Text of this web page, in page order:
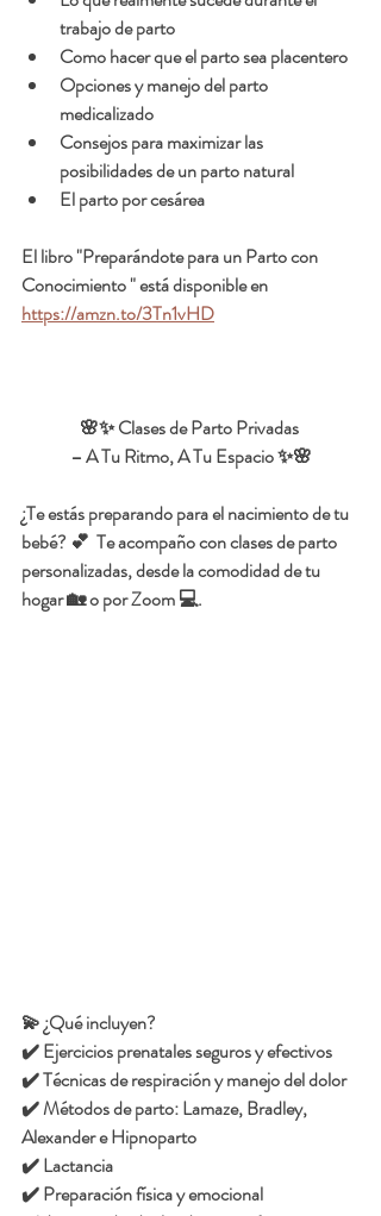
trabajo de parto
Como hacer que el parto sea placentero
Opciones y manejo del parto
medicalizado
Consejos para maximizar las
posibilidades de un parto natural
El parto por cesárea
El libro "Preparándote para un Parto con
Conocimiento " está disponible en
https://amzn.to/3Tn1vHD
🌸✨ Clases de Parto Privadas
– A Tu Ritmo, A Tu Espacio ✨🌸
¿Te estás preparando para el nacimiento de tu
bebé? 💕  Te acompaño con clases de parto
personalizadas, desde la comodidad de tu
hogar 🏡 o por Zoom 💻.
💫 ¿Qué incluyen?
✔️ Ejercicios prenatales seguros y efectivos
✔️ Técnicas de respiración y manejo del dolor
✔️ Métodos de parto: Lamaze, Bradley,
Alexander e Hipnoparto
✔️ Lactancia
✔️ Preparación física y emocional